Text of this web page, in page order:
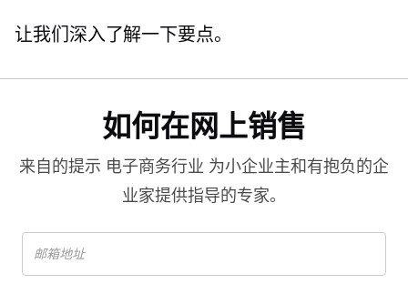
让我们深入了解一下要点。
如何在网上销售
来自的提示 电子商务行业 为小企业主和有抱负的企
业家提供指导的专家。